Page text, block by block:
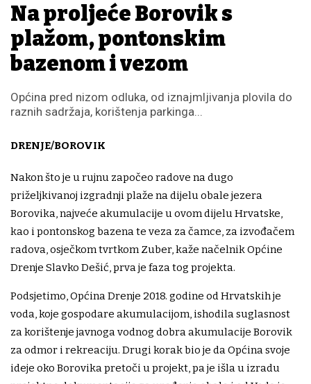
Na proljeće Borovik s
plažom, pontonskim
bazenom i vezom
Općina pred nizom odluka, od iznajmljivanja plovila do
raznih sadržaja, korištenja parkinga...
DRENJE/BOROVIK
Nakon što je u rujnu započeo radove na dugo
priželjkivanoj izgradnji plaže na dijelu obale jezera
Borovika, najveće akumulacije u ovom dijelu Hrvatske,
kao i pontonskog bazena te veza za čamce, za izvođačem
radova, osječkom tvrtkom Zuber, kaže načelnik Općine
Drenje Slavko Dešić, prva je faza tog projekta.
Podsjetimo, Općina Drenje 2018. godine od Hrvatskih je
voda, koje gospodare akumulacijom, ishodila suglasnost
za korištenje javnoga vodnog dobra akumulacije Borovik
za odmor i rekreaciju. Drugi korak bio je da Općina svoje
ideje oko Borovika pretoči u projekt, pa je išla u izradu